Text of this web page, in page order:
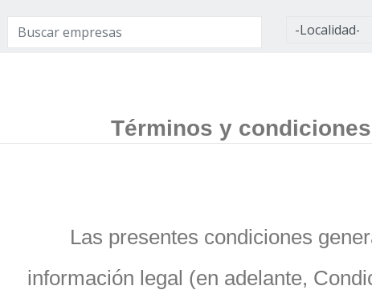
Términos y
Las presentes condiciones
información legal (en adelante,